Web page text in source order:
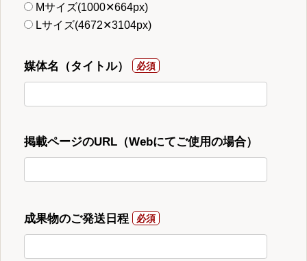
Mサイズ(1000✕664px)
Lサイズ(4672✕3104px)
媒体名（タイトル）
掲載ページのURL（Webにてご使用の場合）
成果物のご発送日程